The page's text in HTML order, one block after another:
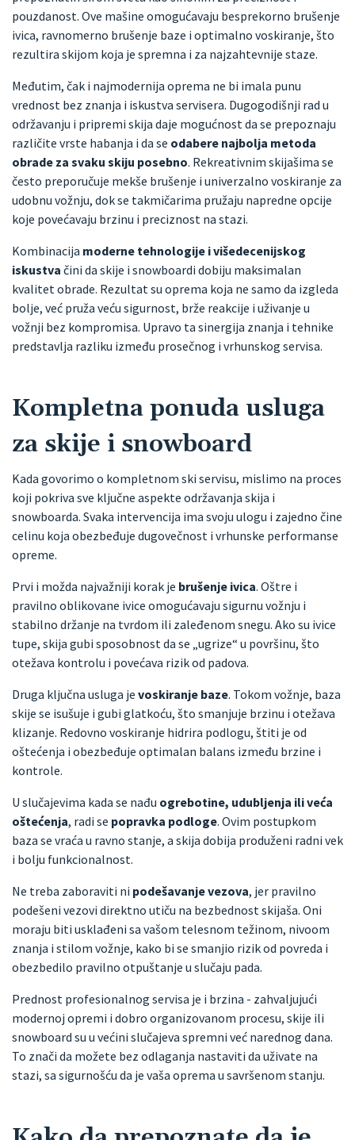
pouzdanost. Ove mašine omogućavaju besprekorno brušenje
ivica, ravnomerno brušenje baze i optimalno voskiranje, što
rezultira skijom koja je spremna i za najzahtevnije staze.
Međutim, čak i najmodernija oprema ne bi imala punu
vrednost bez znanja i iskustva servisera. Dugogodišnji rad u
održavanju i pripremi skija daje mogućnost da se prepoznaju
različite vrste habanja i da se odabere najbolja metoda
obrade za svaku skiju posebno. Rekreativnim skijašima se
često preporučuje mekše brušenje i univerzalno voskiranje za
udobnu vožnju, dok se takmičarima pružaju napredne opcije
koje povećavaju brzinu i preciznost na stazi.
Kombinacija moderne tehnologije i višedecenijskog
iskustva čini da skije i snowboardi dobiju maksimalan
kvalitet obrade. Rezultat su oprema koja ne samo da izgleda
bolje, već pruža veću sigurnost, brže reakcije i uživanje u
vožnji bez kompromisa. Upravo ta sinergija znanja i tehnike
predstavlja razliku između prosečnog i vrhunskog servisa.
Kompletna ponuda usluga
za skije i snowboard
Kada govorimo o kompletnom ski servisu, mislimo na proces
koji pokriva sve ključne aspekte održavanja skija i
snowboarda. Svaka intervencija ima svoju ulogu i zajedno čine
celinu koja obezbeđuje dugovečnost i vrhunske performanse
opreme.
Prvi i možda najvažniji korak je brušenje ivica. Oštre i
pravilno oblikovane ivice omogućavaju sigurnu vožnju i
stabilno držanje na tvrdom ili zaleđenom snegu. Ako su ivice
tupe, skija gubi sposobnost da se „ugrize“ u površinu, što
otežava kontrolu i povećava rizik od padova.
Druga ključna usluga je voskiranje baze. Tokom vožnje, baza
skije se isušuje i gubi glatkoću, što smanjuje brzinu i otežava
klizanje. Redovno voskiranje hidrira podlogu, štiti je od
oštećenja i obezbeđuje optimalan balans između brzine i
kontrole.
U slučajevima kada se nađu ogrebotine, udubljenja ili veća
oštećenja, radi se popravka podloge. Ovim postupkom
baza se vraća u ravno stanje, a skija dobija produženi radni vek
i bolju funkcionalnost.
Ne treba zaboraviti ni podešavanje vezova, jer pravilno
podešeni vezovi direktno utiču na bezbednost skijaša. Oni
moraju biti usklađeni sa vašom telesnom težinom, nivoom
znanja i stilom vožnje, kako bi se smanjio rizik od povreda i
obezbedilo pravilno otpuštanje u slučaju pada.
Prednost profesionalnog servisa je i brzina - zahvaljujući
modernoj opremi i dobro organizovanom procesu, skije ili
snowboard su u većini slučajeva spremni već narednog dana.
To znači da možete bez odlaganja nastaviti da uživate na
stazi, sa sigurnošću da je vaša oprema u savršenom stanju.